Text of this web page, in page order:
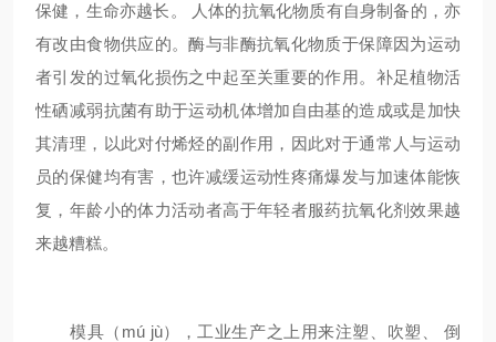
保健，生命亦越长。 人体的抗氧化物质有自身制备的，亦
有改由食物供应的。酶与非酶抗氧化物质于保障因为运动
者引发的过氧化损伤之中起至关重要的作用。补足植物活
性硒减弱抗菌有助于运动机体增加自由基的造成或是加快
其清理，以此对付烯烃的副作用，因此对于通常人与运动
员的保健均有害，也许减缓运动性疼痛爆发与加速体能恢
复，年龄小的体力活动者高于年轻者服药抗氧化剂效果越
来越糟糕。
模具（mú jù），工业生产之上用来注塑、吹塑、 倒